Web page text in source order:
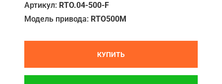
Где купить
Артикул: RTO.04-500-F
Модель привода: RTO500M
КУПИТЬ